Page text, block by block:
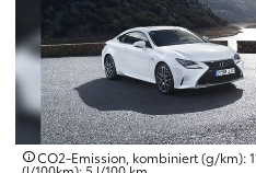
CO2-Emission, kombiniert (g/km):